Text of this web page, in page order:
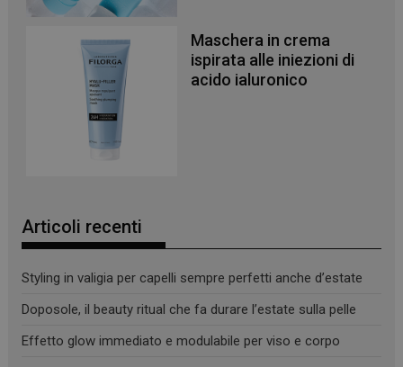
Maschera in crema
ispirata alle iniezioni di
acido ialuronico
Articoli recenti
Styling in valigia per capelli sempre perfetti anche d’estate
Doposole, il beauty ritual che fa durare l’estate sulla pelle
Effetto glow immediato e modulabile per viso e corpo
_ga